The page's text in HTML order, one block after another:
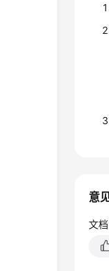
意
文